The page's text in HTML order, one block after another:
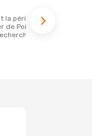
de Pointe-à-